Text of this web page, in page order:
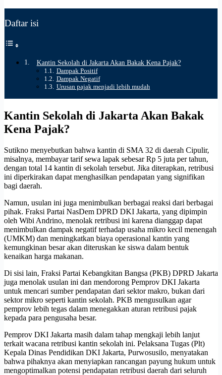
Daftar isi
Kantin Sekolah di Jakarta Akan Bakak Kena Pajak?
Dampak Positif
Dampak Negatif
Urusan pajak menjadi lebih mudah
Kantin Sekolah di Jakarta Akan Bakak
Kena Pajak?
Sutikno menyebutkan bahwa kantin di SMA 32 di daerah Cipulir,
misalnya, membayar tarif sewa lapak sebesar Rp 5 juta per tahun,
dengan total 14 kantin di sekolah tersebut. Jika diterapkan, retribusi
ini diperkirakan dapat menghasilkan pendapatan yang signifikan
bagi daerah.
Namun, usulan ini juga menimbulkan berbagai reaksi dari berbagai
pihak. Fraksi Partai NasDem DPRD DKI Jakarta, yang dipimpin
oleh Wibi Andrino, menolak retribusi ini karena dianggap dapat
menimbulkan dampak negatif terhadap usaha mikro kecil menengah
(UMKM) dan meningkatkan biaya operasional kantin yang
kemungkinan besar akan diteruskan ke siswa dalam bentuk
kenaikan harga makanan.
Di sisi lain, Fraksi Partai Kebangkitan Bangsa (PKB) DPRD Jakarta
juga menolak usulan ini dan mendorong Pemprov DKI Jakarta
untuk mencari sumber pendapatan dari sektor makro, bukan dari
sektor mikro seperti kantin sekolah. PKB mengusulkan agar
pemprov lebih tegas dalam menegakkan aturan retribusi pajak
kepada para pengusaha besar.
Pemprov DKI Jakarta masih dalam tahap mengkaji lebih lanjut
terkait wacana retribusi kantin sekolah ini. Pelaksana Tugas (Plt)
Kepala Dinas Pendidikan DKI Jakarta, Purwosusilo, menyatakan
bahwa pihaknya akan menyiapkan rancangan payung hukum untuk
mengoptimalkan potensi pendapatan retribusi daerah dari seluruh